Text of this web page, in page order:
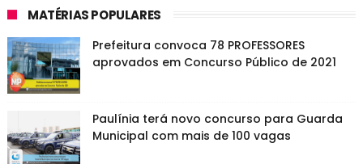
MATÉRIAS POPULARES
Prefeitura convoca 78 PROFESSORES
aprovados em Concurso Público de 2021
Paulínia terá novo concurso para Guarda
Municipal com mais de 100 vagas